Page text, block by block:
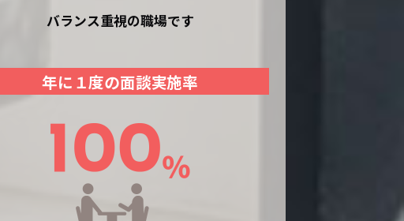
バランス重視の職場です
年に１度の面談実施率